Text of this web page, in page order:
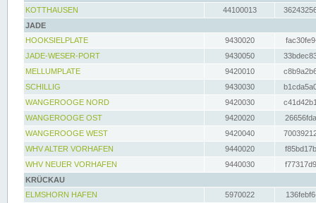
KOTTHAUSEN
44100013
JADE
HOOKSIELPLATE
9430020
JADE-WESER-PORT
9430050
MELLUMPLATE
9420010
SCHILLIG
9430030
WANGEROOGE NORD
9420030
WANGEROOGE OST
9420020
WANGEROOGE WEST
9420040
WHV ALTER VORHAFEN
9440020
WHV NEUER VORHAFEN
9440030
KRÜCKAU
ELMSHORN HAFEN
5970022